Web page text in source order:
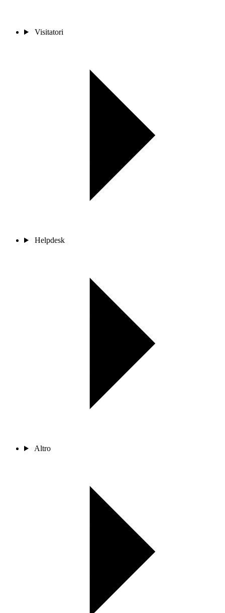
Visitatori
Helpdesk
Altro